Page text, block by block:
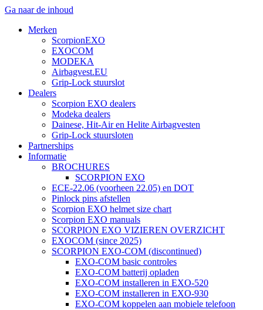
Ga naar de inhoud
Merken
ScorpionEXO
EXOCOM
MODEKA
Airbagvest.EU
Grip-Lock stuurslot
Dealers
Scorpion EXO dealers
Modeka dealers
Dainese, Hit-Air en Helite Airbagvesten
Grip-Lock stuursloten
Partnerships
Informatie
BROCHURES
SCORPION EXO
ECE-22.06 (voorheen 22.05) en DOT
Pinlock pins afstellen
Scorpion EXO helmet size chart
Scorpion EXO manuals
SCORPION EXO VIZIEREN OVERZICHT
EXOCOM (since 2025)
SCORPION EXO-COM (discontinued)
EXO-COM basic controles
EXO-COM batterij opladen
EXO-COM installeren in EXO-520
EXO-COM installeren in EXO-930
EXO-COM koppelen aan mobiele telefoon